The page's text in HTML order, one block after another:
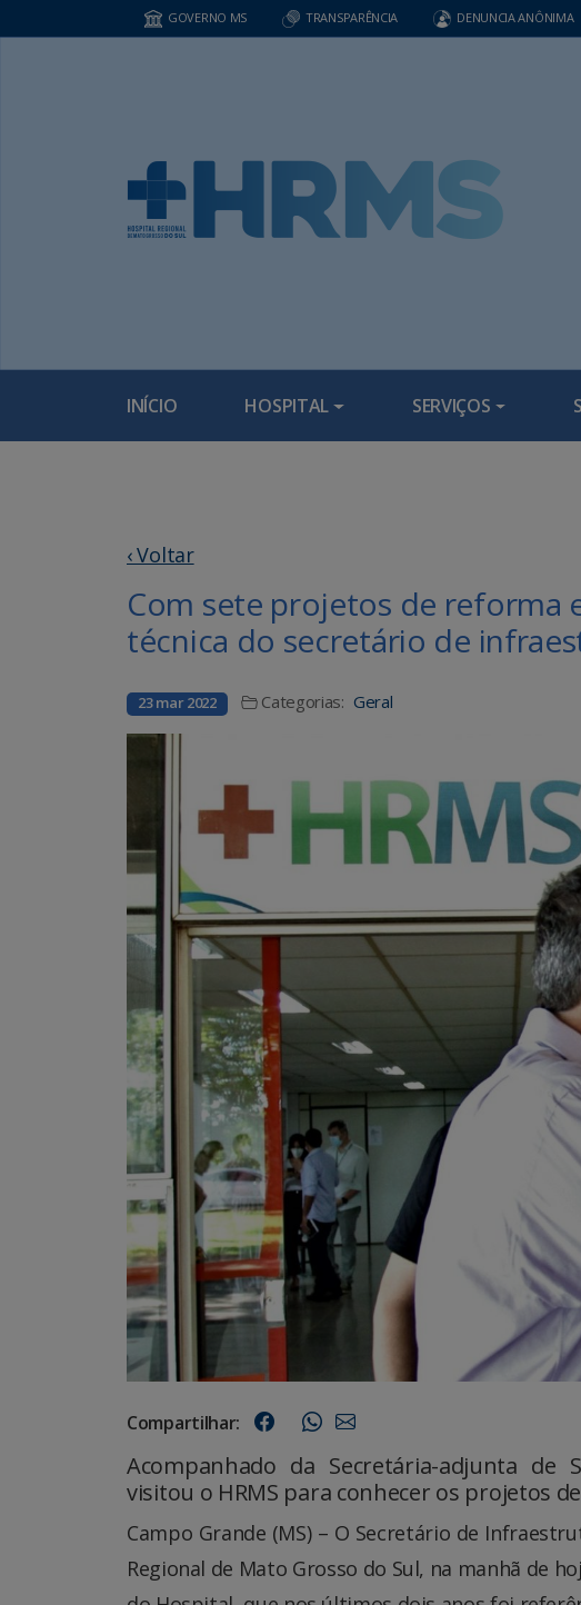
GOVERNO MS TRANSPARÊNCIA DENUNCIA ANÔNIMA
INÍCIO HOSPITAL SERVIÇOS
‹ Voltar
Com sete projetos de reforma
técnica do secretário de
23 mar 2022 Categorias: Geral
Compartilhar:
Acompanhado da Secretária-adjunta de
visitou o HRMS para conhecer os projetos
Campo Grande (MS) – O Secretário de
Regional de Mato Grosso do Sul, na manhã de